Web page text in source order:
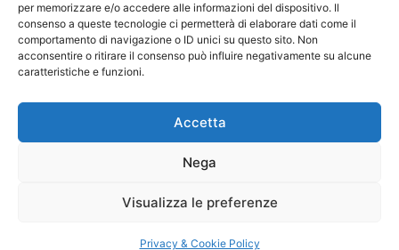
per memorizzare e/o accedere alle informazioni del dispositivo. Il
consenso a queste tecnologie ci permetterà di elaborare dati come il
comportamento di navigazione o ID unici su questo sito. Non
acconsentire o ritirare il consenso può influire negativamente su alcune
caratteristiche e funzioni.
Accetta
Nega
Visualizza le preferenze
Privacy & Cookie Policy
aiutarti a risparmiare sulla bolletta
proprietà della Marco Bruzzone S.R.L. – P. Iva
Affiliazione Amazon EU, un programma di affiliazione
pubblicitaria pubblicizzando e fornendo link al sito